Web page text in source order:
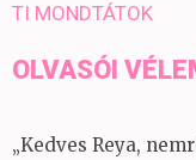
TI MONDTÁTOK
OLVASÓI
„Kedves Reya,